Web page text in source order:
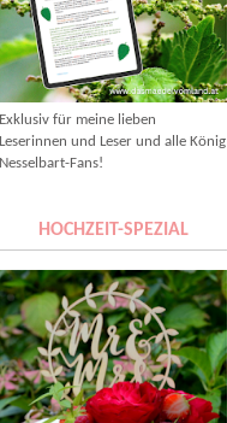
Exklusiv für meine lieben
Leserinnen und Leser und alle König
Nesselbart-Fans!
HOCHZEIT-SPEZIAL